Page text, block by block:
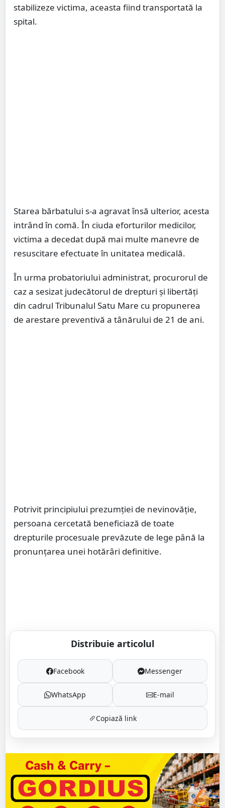
stabilizeze victima, aceasta fiind transportată la
spital.
Starea bărbatului s-a agravat însă ulterior, acesta
intrând în comă. În ciuda eforturilor medicilor,
victima a decedat după mai multe manevre de
resuscitare efectuate în unitatea medicală.
În urma probatoriului administrat, procurorul de
caz a sesizat judecătorul de drepturi și libertăți
din cadrul Tribunalul Satu Mare cu propunerea
de arestare preventivă a tânărului de 21 de ani.
Potrivit principiului prezumției de nevinovăție,
persoana cercetată beneficiază de toate
drepturile procesuale prevăzute de lege până la
pronunțarea unei hotărâri definitive.
Distribuie articolul
Facebook Messenger
WhatsApp E-mail
Copiază link